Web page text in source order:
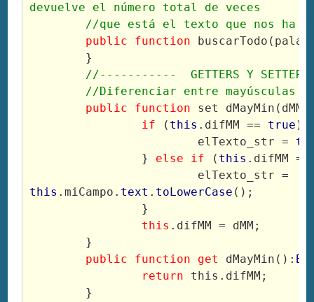
devuelve el número total de veces
//que está el texto que nos ha
public
function
	}
//-----------  GETTERS Y
//Diferenciar entre mayúsculas
public
function set dMayMin(dMM:
if ( this .difMM == true )
			elTexto_str =
		}
else if ( this .difMM
this .miCampo. text . toLowerCase ();
		}
this .difMM = dMM;
	}
public
function get dMayMin():
return this.difMM;
	}